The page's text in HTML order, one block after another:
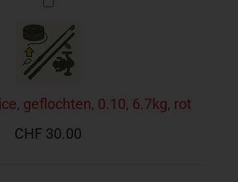
geflochten,
0.10,
6.7kg,
rot
geflochten, 0.10, 6.7kg, rot
CHF 30.00